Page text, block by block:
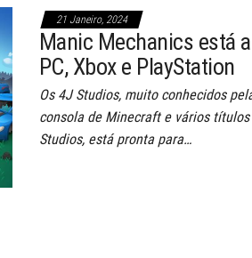
21 Janeiro, 2024
Manic Mechanics está
PC, Xbox e PlayStation
Os 4J Studios, muito conhecidos
consola de Minecraft e vários
Studios, está pronta para…